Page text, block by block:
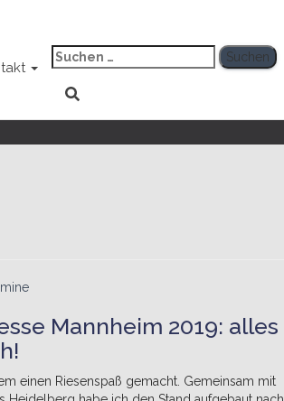
Suchen
nach:
Mannheim 2019: alles
einen Riesenspaß gemacht. Gemeinsam mit